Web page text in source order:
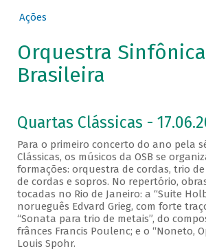
Ações
Orquestra Sinfônica
Brasileira
Quartas Clássicas -
Para o primeiro concerto do ano pela
Clássicas, os músicos da OSB se
formações: orquestra de cordas, trio
de cordas e sopros. No repertório,
tocadas no Rio de Janeiro: a “Suite
norueguês Edvard Grieg, com forte
“Sonata para trio de metais”, do
frânces Francis Poulenc; e o “Noneto,
Louis Spohr.